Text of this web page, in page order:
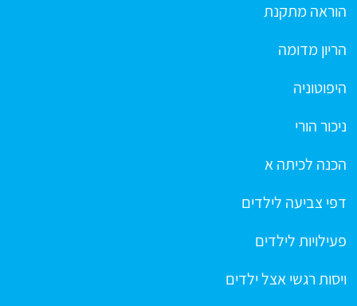
הוראה מתקנת
הריון מדומה
היפוטוניה
ניכור הורי
הכנה לכיתה א
דפי צביעה לילדים
פעילויות לילדים
ויסות רגשי אצל ילדים